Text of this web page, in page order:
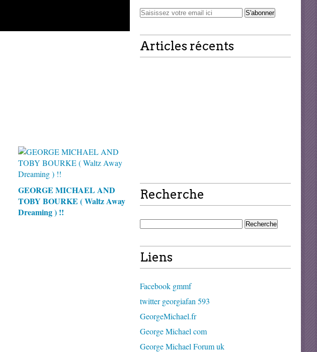
GEORGE MICHAEL AND
TOBY BOURKE ( Waltz Away
Dreaming ) !!
Articles récents
Recherche
Liens
Facebook gmmf
twitter georgiafan 593
GeorgeMichael.fr
George Michael com
George Michael Forum uk